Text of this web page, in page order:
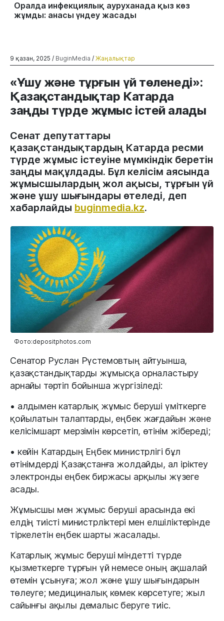
Оралда инфекциялық ауруханада қыз көз
жұмды: анасы үндеу жасады
9 қазан, 2025 / BuginMedia / Жаңалықтар
«Ұшу және тұрғын үй төленеді»:
Қазақстандықтар Катарда
заңды түрде жұмыс істей алады
Сенат депутаттары
қазақстандықтардың Катарда ресми
түрде жұмыс істеуіне мүмкіндік беретін
заңды мақұлдады. Бұл келісім аясында
жұмысшылардың жол ақысы, тұрғын үй
және ұшу шығындары өтеледі, деп
хабарлайды buginmedia.kz.
Фото:depositphotos.com
Сенатор Руслан Рүстемовтың айтуынша,
қазақстандықтарды жұмысқа орналастыру
арнайы тәртіп бойынша жүргізіледі:
• алдымен катарлық жұмыс беруші үміткерге
қойылатын талаптарды, еңбек жағдайын және
келісімшарт мерзімін көрсетіп, өтінім жібереді;
• кейін Катардың Еңбек министрлігі бұл
өтінімдерді Қазақстанға жолдайды, ал іріктеу
электронды еңбек биржасы арқылы жүзеге
асады.
Жұмысшы мен жұмыс беруші арасында екі
елдің тиісті министрліктері мен елшіліктерінде
тіркелетін еңбек шарты жасалады.
Катарлық жұмыс беруші міндетті түрде
қызметкерге тұрғын үй немесе оның ақшалай
өтемін ұсынуға; жол және ұшу шығындарын
төлеуге; медициналық көмек көрсетуге; жыл
сайынғы ақылы демалыс беруге тиіс.